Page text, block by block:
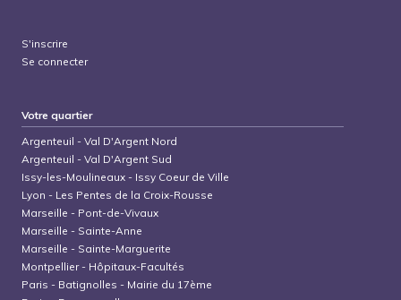
S'inscrire
Se connecter
Votre quartier
Argenteuil -Val D'Argent Nord
Argenteuil -Val D'Argent Sud
Issy-les-Moulineaux - Issy Coeur de Ville
Lyon - Les Pentes de la Croix-Rousse
Marseille - Pont-de-Vivaux
Marseille - Sainte-Anne
Marseille - Sainte-Marguerite
Montpellier- Hôpitaux-Facultés
Paris - Batignolles - Mairie du 17ème